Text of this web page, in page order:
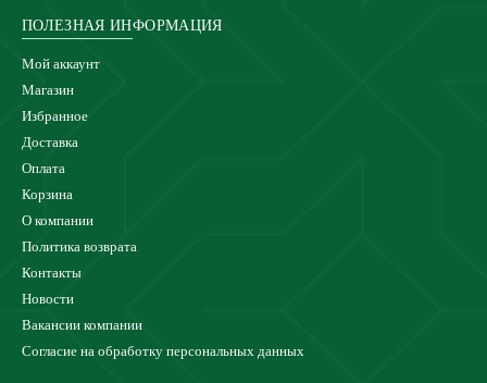
ПОЛЕЗНАЯ ИНФОРМАЦИЯ
Мой аккаунт
Магазин
Избранное
Доставка
Оплата
Корзина
О компании
Политика возврата
Контакты
Новости
Вакансии компании
Согласие на обработку персональных данных